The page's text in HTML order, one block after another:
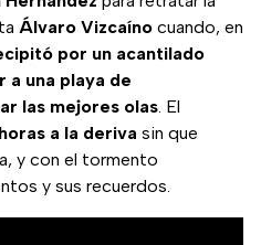
trágico accidente.
Álvaro Vizcaíno cuando, en
por un acantilado
una playa de
las mejores olas. El
a la deriva sin que
y con el tormento
y sus recuerdos.